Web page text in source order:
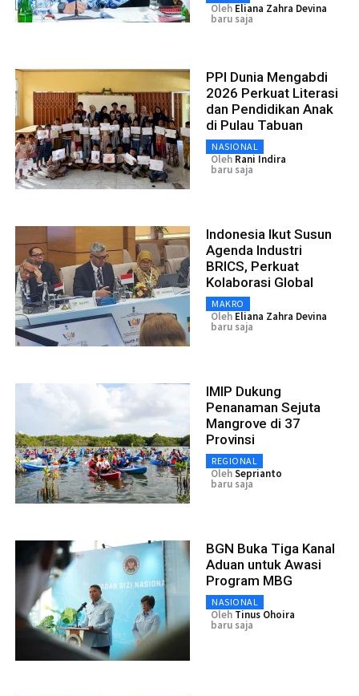
Oleh Eliana Zahra Devina
baru saja
PPI Dunia Mengabdi
2026 Perkuat Literasi
dan Pendidikan Anak
di Pulau Tabuan
NASIONAL
Oleh Rani Indira
baru saja
Indonesia Ikut Susun
Agenda Industri
BRICS, Perkuat
Kolaborasi Global
MAKRO
Oleh Eliana Zahra Devina
baru saja
IMIP Dukung
Penanaman Sejuta
Mangrove di 37
Provinsi
REGIONAL
OlehSeprianto
baru saja
BGN Buka Tiga Kanal
Aduan untuk Awasi
Program MBG
NASIONAL
Oleh Tinus Ohoira
baru saja